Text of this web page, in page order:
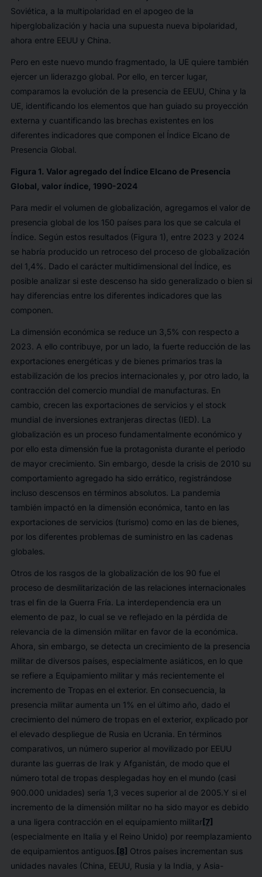
Soviética, a la multipolaridad en el apogeo de la
hiperglobalización y hacia una supuesta nueva bipolaridad,
ahora entre EEUU y China.
Pero en este nuevo mundo fragmentado, la UE quiere también
ejercer un liderazgo global. Por ello, en tercer lugar,
comparamos la evolución de la presencia de EEUU, China y la
UE, identificando los elementos que han guiado su proyección
externa y cuantificando las brechas existentes en los
diferentes indicadores que componen el Índice Elcano de
Presencia Global.
Figura 1. Valor agregado del Índice Elcano de Presencia
Global, valor índice, 1990-2024
Para medir el volumen de globalización, agregamos el valor de
presencia global de los 150 países para los que se calcula el
Índice. Según estos resultados (Figura 1), entre 2023 y 2024
se habría producido un retroceso del proceso de globalización
del 1,4%. Dado el carácter multidimensional del Índice, es
posible analizar si este descenso ha sido generalizado o bien si
hay diferencias entre los diferentes indicadores que las
componen.
La dimensión económica se reduce un 3,5% con respecto a
2023. A ello contribuye, por un lado, la fuerte reducción de las
exportaciones energéticas y de bienes primarios tras la
estabilización de los precios internacionales y, por otro lado, la
contracción del comercio mundial de manufacturas. En
cambio, crecen las exportaciones de servicios y el stock
mundial de inversiones extranjeras directas (IED). La
globalización es un proceso fundamentalmente económico y
por ello esta dimensión fue la protagonista durante el periodo
de mayor crecimiento. Sin embargo, desde la crisis de 2010 su
comportamiento agregado ha sido errático, registrándose
incluso descensos en términos absolutos. La pandemia
también impactó en la dimensión económica, tanto en las
exportaciones de servicios (turismo) como en las de bienes,
por los diferentes problemas de suministro en las cadenas
globales.
Otros de los rasgos de la globalización de los 90 fue el
proceso de desmilitarización de las relaciones internacionales
tras el fin de la Guerra Fría. La interdependencia era un
elemento de paz, lo cual se ve reflejado en la pérdida de
relevancia de la dimensión militar en favor de la económica.
Ahora, sin embargo, se detecta un crecimiento de la presencia
militar de diversos países, especialmente asiáticos, en lo que
se refiere a Equipamiento militar y más recientemente el
incremento de Tropas en el exterior. En consecuencia, la
presencia militar aumenta un 1% en el último año, dado el
crecimiento del número de tropas en el exterior, explicado por
el elevado despliegue de Rusia en Ucrania. En términos
comparativos, un número superior al movilizado por EEUU
durante las guerras de Irak y Afganistán, de modo que el
número total de tropas desplegadas hoy en el mundo (casi
900.000 unidades) sería 1,3 veces superior al de 2005.Y si el
incremento de la dimensión militar no ha sido mayor es debido
a una ligera contracción en el equipamiento militar[7]
(especialmente en Italia y el Reino Unido) por reemplazamiento
de equipamientos antiguos. [8] Otros países incrementan sus
unidades navales (China, EEUU, Rusia y la India, y Asia-